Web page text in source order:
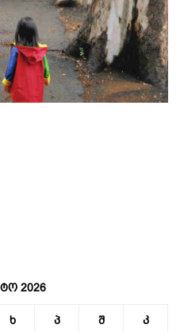
2026
ხ პ შ კ